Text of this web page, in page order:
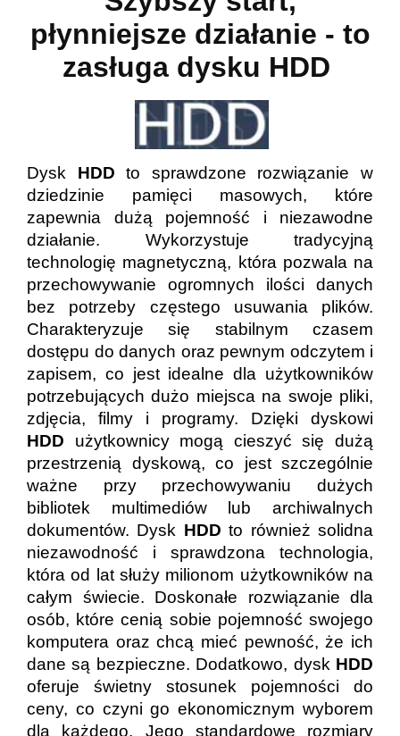
płynniejsze działanie - to
zasługa dysku HDD
Dysk HDD to sprawdzone rozwiązanie w
dziedzinie pamięci masowych, które
zapewnia dużą pojemność i niezawodne
działanie. Wykorzystuje tradycyjną
technologię magnetyczną, która pozwala na
przechowywanie ogromnych ilości danych
bez potrzeby częstego usuwania plików.
Charakteryzuje się stabilnym czasem
dostępu do danych oraz pewnym odczytem i
zapisem, co jest idealne dla użytkowników
potrzebujących dużo miejsca na swoje pliki,
zdjęcia, filmy i programy. Dzięki dyskowi
HDD użytkownicy mogą cieszyć się dużą
przestrzenią dyskową, co jest szczególnie
ważne przy przechowywaniu dużych
bibliotek multimediów lub archiwalnych
dokumentów. Dysk HDD to również solidna
niezawodność i sprawdzona technologia,
która od lat służy milionom użytkowników na
całym świecie. Doskonałe rozwiązanie dla
osób, które cenią sobie pojemność swojego
komputera oraz chcą mieć pewność, że ich
dane są bezpieczne. Dodatkowo, dysk HDD
oferuje świetny stosunek pojemności do
ceny, co czyni go ekonomicznym wyborem
dla każdego. Jego standardowe rozmiary